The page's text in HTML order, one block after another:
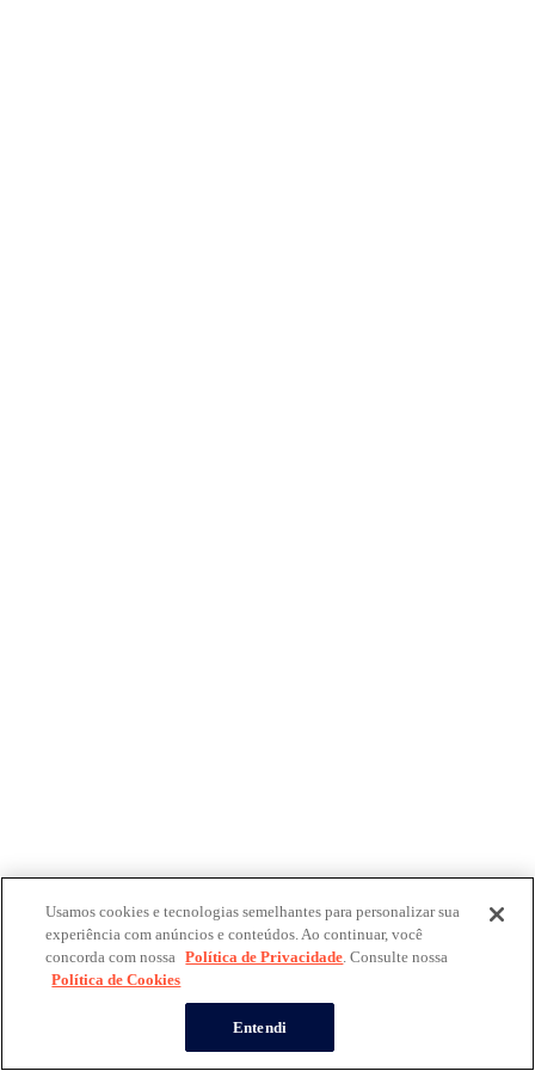
Usamos cookies e tecnologias semelhantes para personalizar sua
experiência com anúncios e conteúdos. Ao continuar, você
concorda com nossa Política de Privacidade. Consulte nossa
Política de Cookies
Entendi